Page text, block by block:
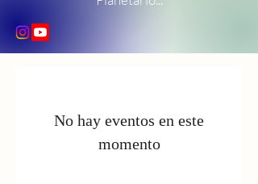
No hay eventos en este
momento